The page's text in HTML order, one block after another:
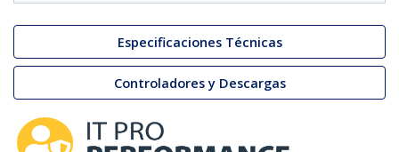
Especificaciones Técnicas
Controladores y Descargas